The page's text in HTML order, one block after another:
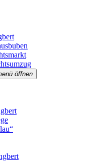
öffnen